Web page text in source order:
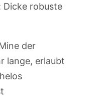
Dicke robuste
der
lange, erlaubt